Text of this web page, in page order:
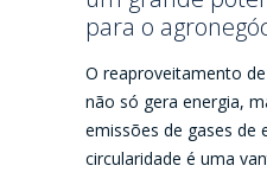
para o
O reaproveitamento
não só gera energia,
emissões de gases de
circularidade é uma